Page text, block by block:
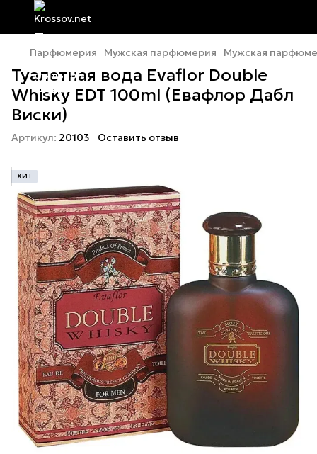
Парфюмерия Мужская парфюмерия Мужская
Туалетная вода Evaflor Double
Whisky EDT 100ml (Евафлор Дабл
Виски)
Артикул: 20103 Оставить отзыв
ХИТ